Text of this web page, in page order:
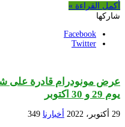
أكمل القراءة »
شاركها
Facebook
Twitter
عرض مونودرام قادرة على
يوم 29 و 30 اكتوبر
29 أكتوبر، 2022 أخبارنا 349